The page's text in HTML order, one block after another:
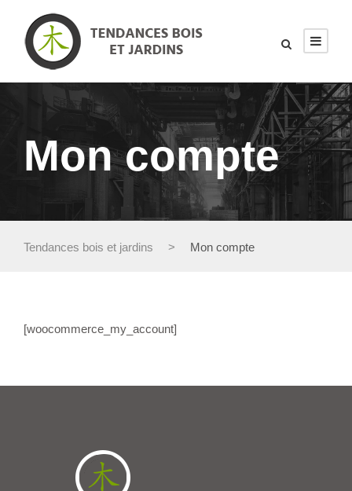
Mon compte
Tendances bois et jardins > Mon compte
[woocommerce_my_account]